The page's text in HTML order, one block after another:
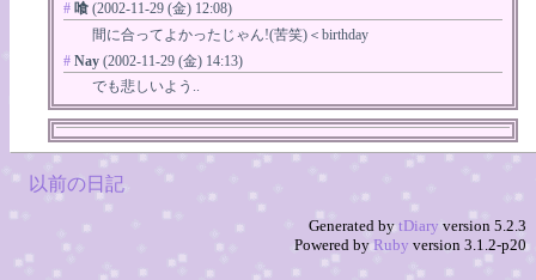
# 喰 (2002-11-29 (金) 12:08)
間に合ってよかったじゃん!(苦笑)＜birthday
# Nay (2002-11-29 (金) 14:13)
でも悲しいよう..
以前の日記
Generated bytDiary version 5.2.3
Powered byRuby version 3.1.2-p20